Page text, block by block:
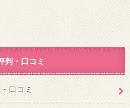
判・口コミ
口コミ